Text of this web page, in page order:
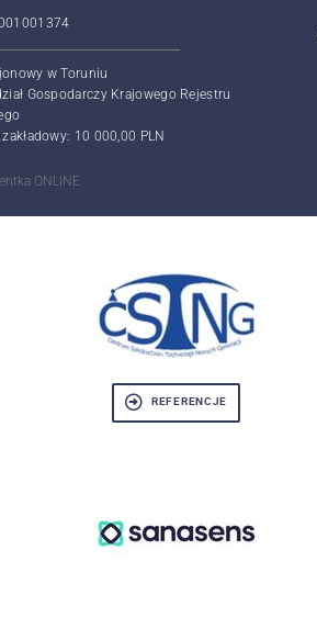
w Toruniu
Gospodarczy Krajowego Rejestru
zakładowy: 10 000,00 PLN
ONLINE
REFERENCJE